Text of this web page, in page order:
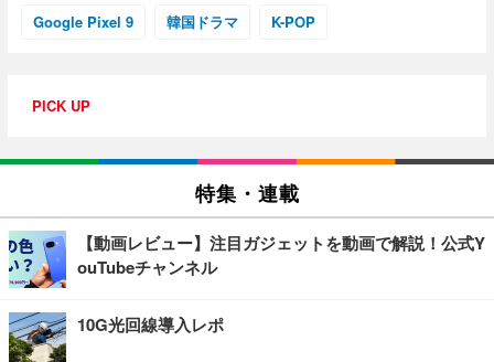
Google Pixel 9 韓国ドラマ K-POP
PICK UP
特集・連載
【動画レビュー】注目ガジェットを動画で解説！公式Y
ouTubeチャンネル
10G光回線導入レポ